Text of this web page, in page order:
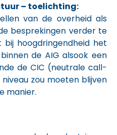
– toelichting:
van de overheid als
besprekingen verder te
bij hoogdringendheid het
de AIG alsook een
de CIC (neutrale call-
zou moeten blijven
manier.